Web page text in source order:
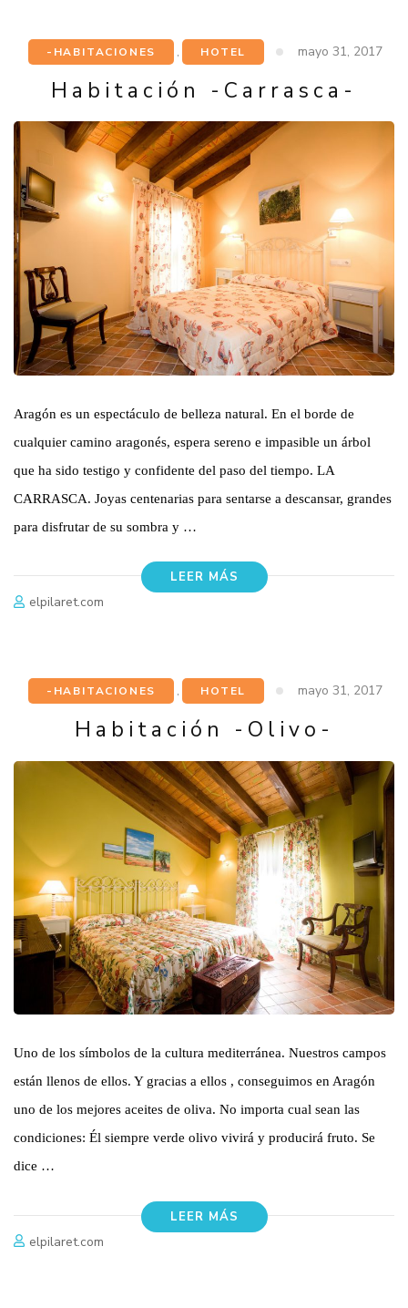
-HABITACIONES , HOTEL mayo 31, 2017
Habitación -Carrasca-
Aragón es un espectáculo de belleza natural. En el borde de
cualquier camino aragonés, espera sereno e impasible un árbol
que ha sido testigo y confidente del paso del tiempo. LA
CARRASCA. Joyas centenarias para sentarse a descansar, grandes
para disfrutar de su sombra y …
LEER MÁS
elpilaret.com
-HABITACIONES , HOTEL mayo 31, 2017
Habitación -Olivo-
Uno de los símbolos de la cultura mediterránea. Nuestros campos
están llenos de ellos. Y gracias a ellos , conseguimos en Aragón
uno de los mejores aceites de oliva. No importa cual sean las
condiciones: Él siempre verde olivo vivirá y producirá fruto. Se
dice …
LEER MÁS
elpilaret.com